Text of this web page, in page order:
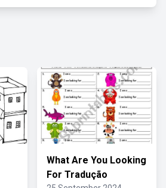
What Are You Looking
For Tradução